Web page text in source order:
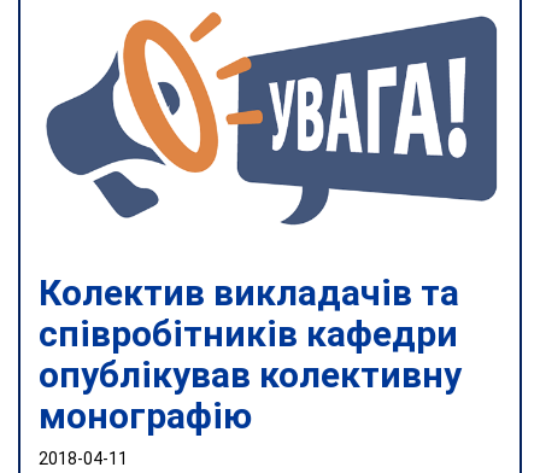
Колектив викладачів та
співробітників кафедри
опублікував колективну
монографію
2018-04-11